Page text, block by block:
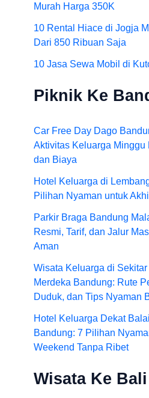
Murah Harga 350K
10 Rental Hiace di Jogja
Dari 850 Ribuan Saja
10 Jasa Sewa Mobil di
Piknik Ke
Car Free Day Dago
Aktivitas Keluarga Minggu
dan Biaya
Hotel Keluarga di
Pilihan Nyaman untuk
Parkir Braga Bandung
Resmi, Tarif, dan Jalur
Aman
Wisata Keluarga di Sekitar
Merdeka Bandung: Rute
Duduk, dan Tips Nyaman
Hotel Keluarga Dekat
Bandung: 7 Pilihan
Weekend Tanpa Ribet
Wisata Ke Bali